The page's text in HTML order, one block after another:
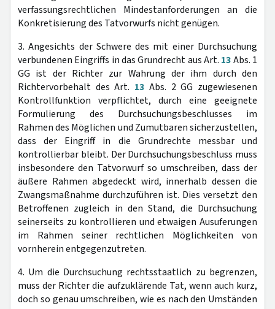
verfassungsrechtlichen Mindestanforderungen an die
Konkretisierung des Tatvorwurfs nicht genügen.
3. Angesichts der Schwere des mit einer Durchsuchung
verbundenen Eingriffs in das Grundrecht aus Art. 13Abs. 1
GG ist der Richter zur Wahrung der ihm durch den
Richtervorbehalt des Art. 13 Abs. 2 GG zugewiesenen
Kontrollfunktion verpflichtet, durch eine geeignete
Formulierung des Durchsuchungsbeschlusses im
Rahmen des Möglichen und Zumutbaren sicherzustellen,
dass der Eingriff in die Grundrechte messbar und
kontrollierbar bleibt. Der Durchsuchungsbeschluss muss
insbesondere den Tatvorwurf so umschreiben, dass der
äußere Rahmen abgedeckt wird, innerhalb dessen die
Zwangsmaßnahme durchzuführen ist. Dies versetzt den
Betroffenen zugleich in den Stand, die Durchsuchung
seinerseits zu kontrollieren und etwaigen Ausuferungen
im Rahmen seiner rechtlichen Möglichkeiten von
vornherein entgegenzutreten.
4. Um die Durchsuchung rechtsstaatlich zu begrenzen,
muss der Richter die aufzuklärende Tat, wenn auch kurz,
doch so genau umschreiben, wie es nach den Umständen